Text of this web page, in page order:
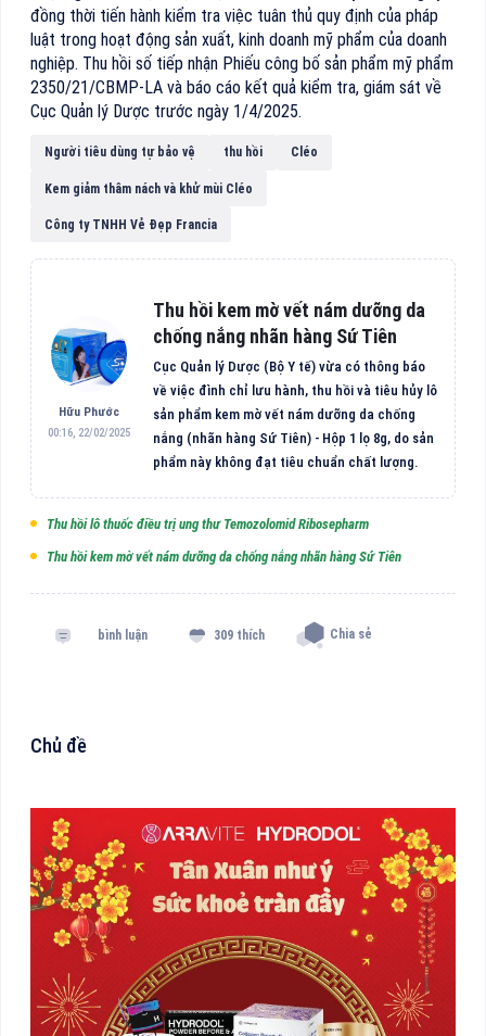
đồng thời tiến hành kiểm tra việc tuân thủ quy định của pháp
luật trong hoạt động sản xuất, kinh doanh mỹ phẩm của doanh
nghiệp. Thu hồi số tiếp nhận Phiếu công bố sản phẩm mỹ phẩm
2350/21/CBMP-LA và báo cáo kết quả kiểm tra, giám sát về
Cục Quản lý Dược trước ngày 1/4/2025.
Người tiêu dùng tự bảo vệ thu hồi Cléo
Kem giảm thâm nách và khử mùi Cléo
Công ty TNHH Vẻ Đẹp Francia
Hữu Phước
00:16, 22/02/2025
Thu hồi kem mờ vết nám dưỡng da
chống nắng nhãn hàng Sứ Tiên
Cục Quản lý Dược (Bộ Y tế) vừa có thông báo
về việc đình chỉ lưu hành, thu hồi và tiêu hủy lô
sản phẩm kem mờ vết nám dưỡng da chống
nắng (nhãn hàng Sứ Tiên) - Hộp 1 lọ 8g, do sản
phẩm này không đạt tiêu chuẩn chất lượng.
Thu hồi lô thuốc điều trị ung thư Temozolomid Ribosepharm
Thu hồi kem mờ vết nám dưỡng da chống nắng nhãn hàng Sứ Tiên
bình luận 309 thích Chia sẻ
Chủ đề